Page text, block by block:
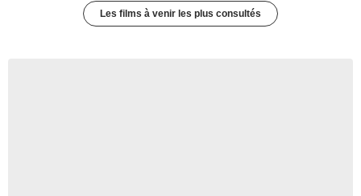
Les films à venir les plus consultés